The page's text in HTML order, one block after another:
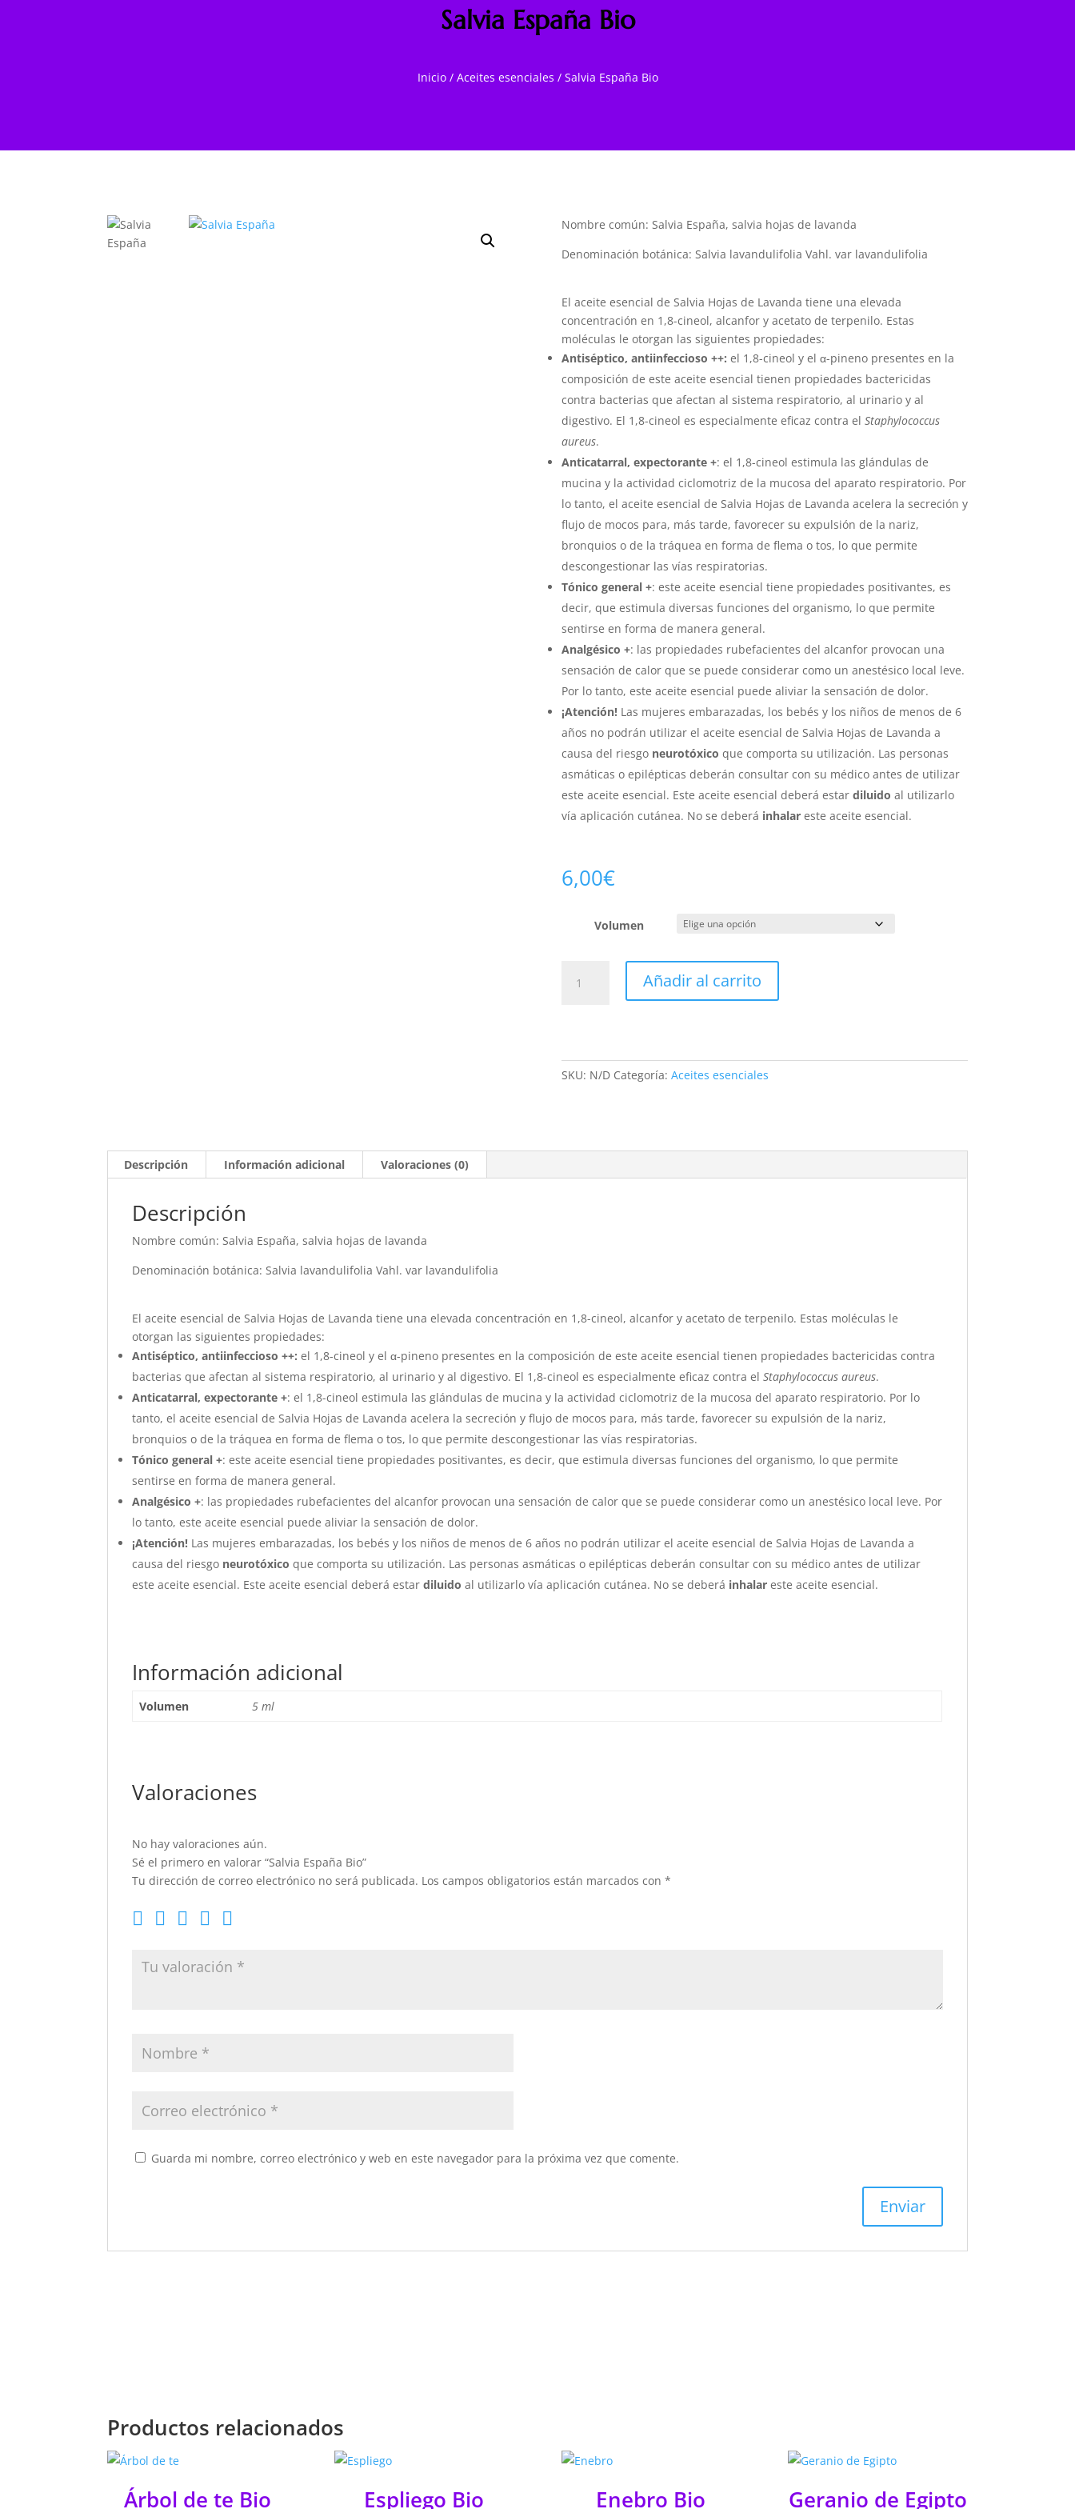
Salvia España Bio
Inicio/ Aceites esenciales / Salvia España Bio
Nombre común: Salvia España, salvia hojas de lavanda
Denominación botánica: Salvia lavandulifolia Vahl. var lavandulifolia
El aceite esencial de Salvia Hojas de Lavanda tiene una elevada
concentración en 1,8-cineol, alcanfor y acetato de terpenilo. Estas
moléculas le otorgan las siguientes propiedades:
Antiséptico, antiinfeccioso ++: el 1,8-cineol y el α-pineno presentes en la
composición de este aceite esencial tienen propiedades bactericidas
contra bacterias que afectan al sistema respiratorio, al urinario y al
digestivo. El 1,8-cineol es especialmente eficaz contra el Staphylococcus
aureus.
Anticatarral, expectorante +: el 1,8-cineol estimula las glándulas de
mucina y la actividad ciclomotriz de la mucosa del aparato respiratorio. Por
lo tanto, el aceite esencial de Salvia Hojas de Lavanda acelera la secreción y
flujo de mocos para, más tarde, favorecer su expulsión de la nariz,
bronquios o de la tráquea en forma de flema o tos, lo que permite
descongestionar las vías respiratorias.
Tónico general +: este aceite esencial tiene propiedades positivantes, es
decir, que estimula diversas funciones del organismo, lo que permite
sentirse en forma de manera general.
Analgésico +: las propiedades rubefacientes del alcanfor provocan una
sensación de calor que se puede considerar como un anestésico local leve.
Por lo tanto, este aceite esencial puede aliviar la sensación de dolor.
¡Atención!Las mujeres embarazadas, los bebés y los niños de menos de 6
años no podrán utilizar el aceite esencial de Salvia Hojas de Lavanda a
causa del riesgo neurotóxico que comporta su utilización. Las personas
asmáticas o epilépticas deberán consultar con su médico antes de utilizar
este aceite esencial. Este aceite esencial deberá estardiluido al utilizarlo
vía aplicación cutánea. No se deberá inhalareste aceite esencial.
6,00€
Volumen
España
Añadir al carrito
SKU: N/D Categoría: Aceites esenciales
Descripción Información adicional Valoraciones (0)
Descripción
Nombre común: Salvia España, salvia hojas de lavanda
Denominación botánica: Salvia lavandulifolia Vahl. var lavandulifolia
El aceite esencial de Salvia Hojas de Lavanda tiene una elevada concentración en 1,8-cineol, alcanfor y acetato de terpenilo. Estas moléculas le
otorgan las siguientes propiedades:
Antiséptico, antiinfeccioso ++: el 1,8-cineol y el α-pineno presentes en la composición de este aceite esencial tienen propiedades bactericidas contra
bacterias que afectan al sistema respiratorio, al urinario y al digestivo. El 1,8-cineol es especialmente eficaz contra elStaphylococcus aureus.
Anticatarral, expectorante +: el 1,8-cineol estimula las glándulas de mucina y la actividad ciclomotriz de la mucosa del aparato respiratorio. Por lo
tanto, el aceite esencial de Salvia Hojas de Lavanda acelera la secreción y flujo de mocos para, más tarde, favorecer su expulsión de la nariz,
bronquios o de la tráquea en forma de flema o tos, lo que permite descongestionar las vías respiratorias.
Tónico general +: este aceite esencial tiene propiedades positivantes, es decir, que estimula diversas funciones del organismo, lo que permite
sentirse en forma de manera general.
Analgésico +: las propiedades rubefacientes del alcanfor provocan una sensación de calor que se puede considerar como un anestésico local leve. Por
lo tanto, este aceite esencial puede aliviar la sensación de dolor.
¡Atención! Las mujeres embarazadas, los bebés y los niños de menos de 6 años no podrán utilizar el aceite esencial de Salvia Hojas de Lavanda a
causa del riesgo neurotóxicoque comporta su utilización. Las personas asmáticas o epilépticas deberán consultar con su médico antes de utilizar
este aceite esencial. Este aceite esencial deberá estar diluido al utilizarlo vía aplicación cutánea. No se deberá inhalar este aceite esencial.
Información adicional
Volumen 5 ml
Valoraciones
No hay valoraciones aún.
Sé el primero en valorar “Salvia España Bio”
Tu dirección de correo electrónico no será publicada. Los campos obligatorios están marcados con*
Guarda mi nombre, correo electrónico y web en este navegador para la próxima vez que comente.
Productos relacionados
Árbol de te Bio Espliego Bio Enebro Bio Geranio de Egipto